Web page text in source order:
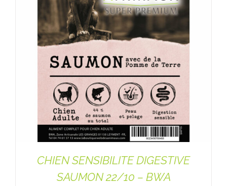
CHIEN SENSIBILITE DIGESTIVE
SAUMON 22/10 – BWA